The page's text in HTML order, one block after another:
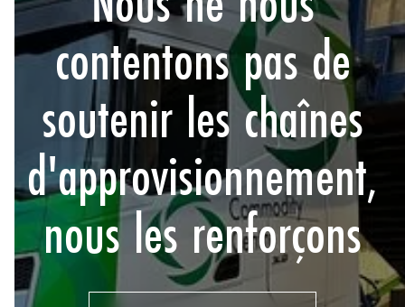
contentons pas de
soutenir les chaînes
d'approvisionnement,
nous les renforçons